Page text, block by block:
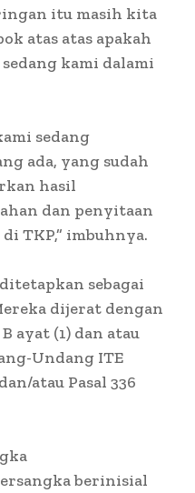
itu masih kita
atas atas apakah
kami dalami
sedang
ada, yang sudah
hasil
dan penyitaan
TKP,” imbuhnya.
sebagai
dijerat dengan
ayat (1) dan atau
Undang ITE
atau Pasal 336
berinisial